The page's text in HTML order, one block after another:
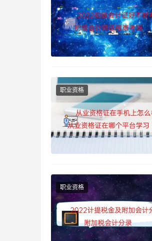
心理咨询的能力，具有从事
律师、警察学习心理学，用
更多人的重视，如果有兴趣
人性心理学书籍
（文中图片，均来自网络
（本文原创，码字不易，
职业资格
职业资格